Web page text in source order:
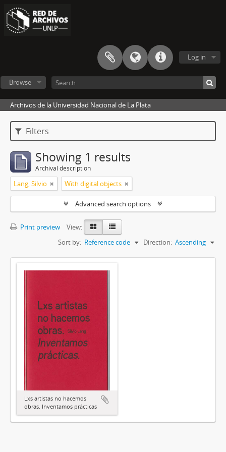
Log in
Browse
Archivos de la Universidad Nacional de La Plata
Filters
Showing 1 results
Archival description
Lang, Silvio With digital objects
Advanced search options
Print preview
View:
Sort by: Reference code Direction: Ascending
Lxs artistas no hacemos
obras. Inventamos prácticas